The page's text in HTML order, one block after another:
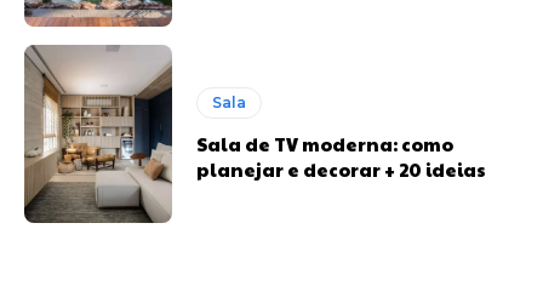
Sala
Sala de TV moderna: como
planejar e decorar + 20 ideias